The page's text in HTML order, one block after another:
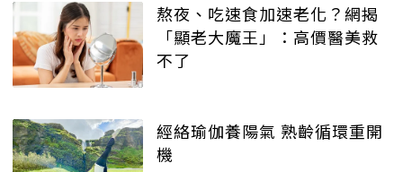
熬夜、吃速食加速老化？網揭
「顯老大魔王」：高價醫美救
不了
經絡瑜伽養陽氣 熟齡循環重開
機